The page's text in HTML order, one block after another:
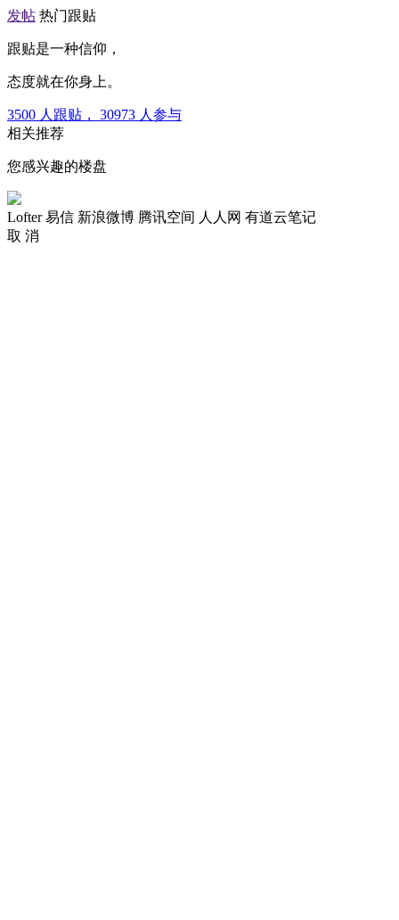
发帖 热门跟贴
跟贴是一种信仰，
态度就在你身上。
3500 人跟贴， 30973 人参与
相关推荐
您感兴趣的楼盘
Lofter 易信 新浪微博 腾讯空间 人人网 有道云笔记
取 消